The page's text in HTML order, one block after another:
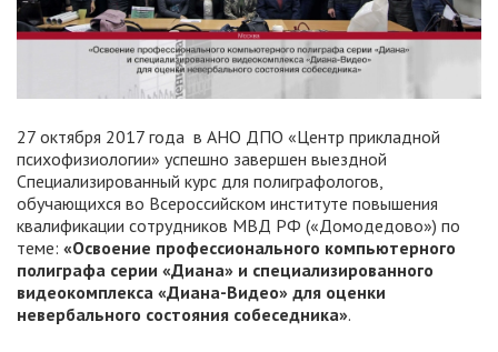
27 октября 2017 года в АНО ДПО «Центр прикладной
психофизиологии» успешно завершен выездной
Специализированный курс для полиграфологов,
обучающихся во Всероссийском институте повышения
квалификации сотрудников МВД РФ («Домодедово») по
теме: «Освоение профессионального компьютерного
полиграфа серии «Диана» и специализированного
видеокомплекса «Диана-Видео» для оценки
невербального состояния собеседника».